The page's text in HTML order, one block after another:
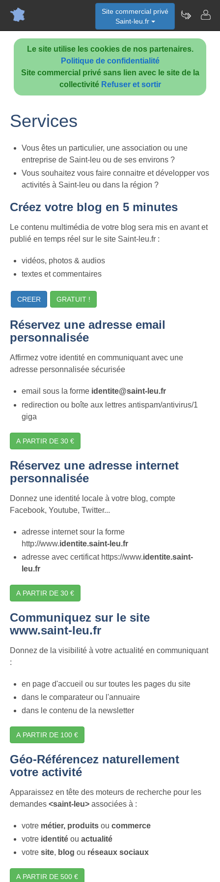
Le site utilise les cookies de nos partenaires.
Politique de confidentialité
Site commercial privé sans lien avec le site de la
collectivité Refuser et sortir
Site commercial privé
Saint-leu.fr
Services
Vous êtes un particulier, une association ou une
entreprise de Saint-leu ou de ses environs ?
Vous souhaitez vous faire connaitre et développer vos
activités à Saint-leu ou dans la région ?
Créez votre blog en 5 minutes
Le contenu multimédia de votre blog sera mis en avant et
publié en temps réel sur le site Saint-leu.fr :
vidéos, photos & audios
textes et commentaires
CREER GRATUIT !
Réservez une adresse email
personnalisée
Affirmez votre identité en communiquant avec une
adresse personnalisée sécurisée
email sous la forme identite@saint-leu.fr
redirection ou boîte aux lettres antispam/antivirus/1
giga
A PARTIR DE 30 €
Réservez une adresse internet
personnalisée
Donnez une identité locale à votre blog, compte
Facebook, Youtube, Twitter...
adresse internet sour la forme
http://www.identite.saint-leu.fr
adresse avec certificat https://www.identite.saint-
leu.fr
A PARTIR DE 30 €
Communiquez sur le site
www.saint-leu.fr
Donnez de la visibilité à votre actualité en communiquant
:
en page d'accueil ou sur toutes les pages du site
dans le comparateur ou l'annuaire
dans le contenu de la newsletter
A PARTIR DE 100 €
Géo-Référencez naturellement
votre activité
Apparaissez en tête des moteurs de recherche pour les
demandes <saint-leu> associées à :
votre métier, produits ou commerce
votre identité ou actualité
votre site, blog ou réseaux sociaux
A PARTIR DE 500 €